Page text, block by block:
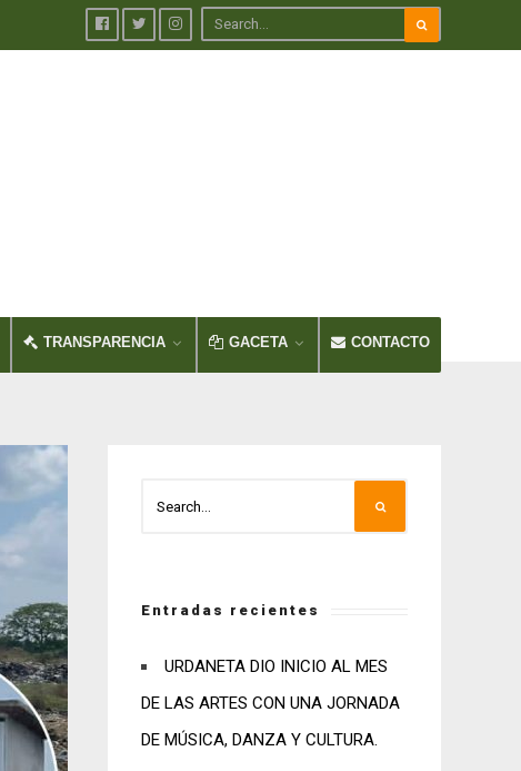
TRANSPARENCIA GACETA CONTACTO
Entradas recientes
URDANETA DIO INICIO AL MES
DE LAS ARTES CON UNA JORNADA
DE MÚSICA, DANZA Y CULTURA.